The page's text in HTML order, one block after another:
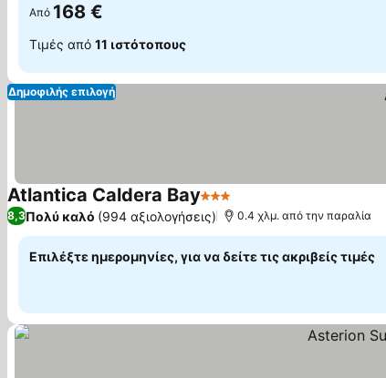
Από 168 €
Τιμές από 11 ιστότοπους
Δημοφιλής επιλογή
Atlantica Caldera Bay3 Αστέρια
8,3Πολύ καλό (994 αξιολογήσεις) 0.4 χλμ. από την παραλία
Επιλέξτε ημερομηνίες, για να δείτε τις ακριβείς τιμές